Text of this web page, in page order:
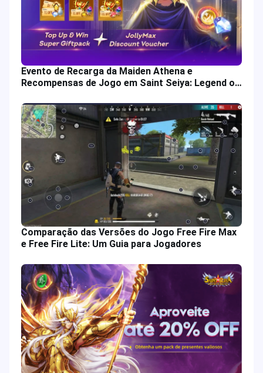
Evento de Recarga da Maiden Athena e
Recompensas de Jogo em Saint Seiya: Legend of
Comparação das Versões do Jogo Free Fire Max
e Free Fire Lite: Um Guia para Jogadores